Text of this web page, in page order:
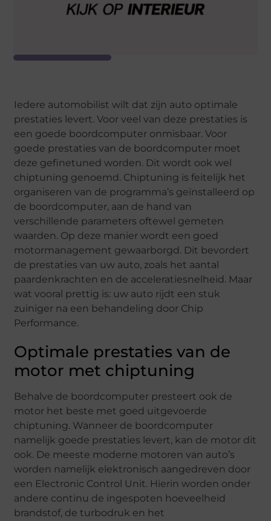
Iedere automobilist wilt dat zijn auto optimale
prestaties levert. Voor veel van deze prestaties is
een goede boordcomputer onmisbaar. Voor
goede prestaties van de boordcomputer moet
deze gefinetuned worden. Dit wordt ook wel
chiptuning genoemd. Chiptuning is feitelijk het
organiseren van de programma’s geïnstalleerd op
de boordcomputer, aan de hand van
verschillende parameters oftewel gemeten
waarden. Op deze manier wordt een goed
motormanagement gewaarborgd. Dit bevordert
de prestaties van uw auto, zoals het aantal
paardenkrachten en de acceleratiesnelheid. Maar
wat vooral prettig is: uw auto rijdt een stuk
zuiniger na een behandeling door Chip
Performance.
Optimale prestaties van de
motor met chiptuning
Behalve de boordcomputer presteert ook de
motor het beste met goed uitgevoerde
chiptuning. Wanneer de boordcomputer
namelijk goede prestaties levert, kan de motor dit
ook. De meeste moderne motoren van auto’s
worden namelijk elektronisch aangedreven door
een Electronic Control Unit. Hierin worden onder
andere continu de ingespoten hoeveelheid
brandstof, de turbodruk en het